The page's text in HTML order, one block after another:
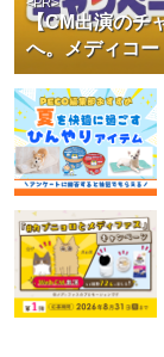
【CM出演のチ
へ。メディコ